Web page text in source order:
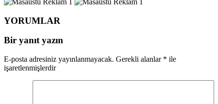
YORUMLAR
Bir yanıt yazın
E-posta adresiniz yayınlanmayacak. Gerekli alanlar * ile
işaretlenmişlerdir